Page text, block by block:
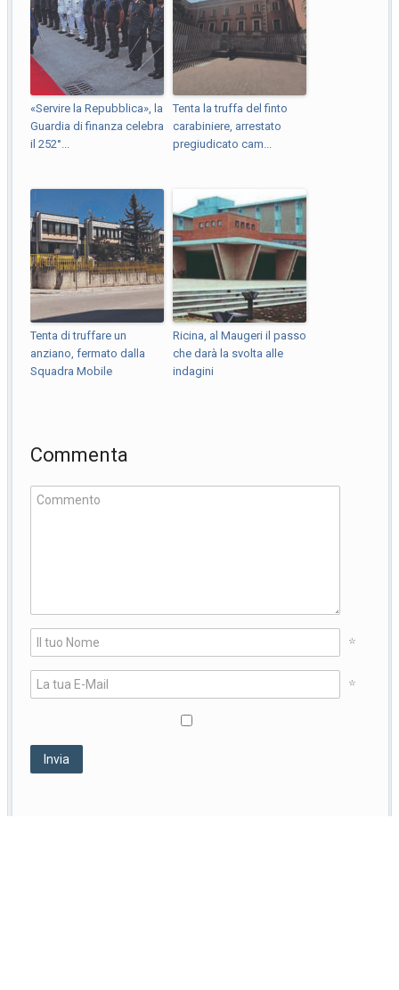
«Servire la Repubblica», la
Guardia di finanza celebra
il 252°...
Tenta la truffa del finto
carabiniere, arrestato
pregiudicato cam...
Tenta di truffare un
anziano, fermato dalla
Squadra Mobile
Ricina, al Maugeri il passo
che darà la svolta alle
indagini
Commenta
*
*